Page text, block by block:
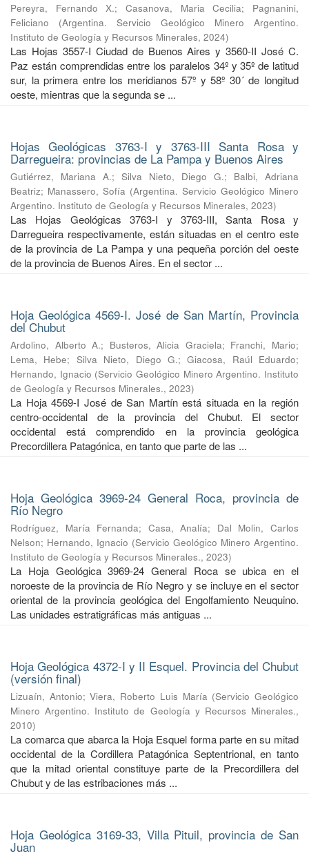
Pereyra, Fernando X.;Casanova, Maria Cecilia; Pagnanini,
Feliciano
(Argentina. Servicio Geológico Minero Argentino.
Instituto de Geología y Recursos Minerales, 2024)
Las Hojas 3557-I Ciudad de Buenos Aires y 3560-II José C.
Paz están comprendidas entre los paralelos 34º y 35º de latitud
sur, la primera entre los meridianos 57º y 58º 30´ de longitud
oeste, mientras que la segunda se ...
Hojas Geológicas 3763-I y 3763-III Santa Rosa y
Darregueira: provincias de La Pampa y Buenos Aires
Gutiérrez, Mariana A.; Silva Nieto, Diego G.; Balbi, Adriana
Beatriz; Manassero, Sofía (Argentina. Servicio Geológico Minero
Argentino. Instituto de Geología y Recursos Minerales, 2023)
Las Hojas Geológicas 3763-I y 3763-III, Santa Rosa y
Darregueira respectivamente, están situadas en el centro este
de la provincia de La Pampa y una pequeña porción del oeste
de la provincia de Buenos Aires. En el sector ...
Hoja Geológica 4569-I. José de San Martín, Provincia
del Chubut
Ardolino, Alberto A.; Busteros, Alicia Graciela; Franchi, Mario;
Lema, Hebe; Silva Nieto, Diego G.;Giacosa, Raúl Eduardo;
Hernando, Ignacio (Servicio Geológico Minero Argentino. Instituto
de Geología y Recursos Minerales., 2023)
La Hoja 4569-I José de San Martín está situada en la región
centro-occidental de la provincia del Chubut. El sector
occidental está comprendido en la provincia geológica
Precordillera Patagónica, en tanto que parte de las ...
Hoja Geológica 3969-24 General Roca, provincia de
Río Negro
Rodríguez, María Fernanda; Casa, Analía; Dal Molin, Carlos
Nelson; Hernando, Ignacio (Servicio Geológico Minero Argentino.
Instituto de Geología y Recursos Minerales., 2023)
La Hoja Geológica 3969-24 General Roca se ubica en el
noroeste de la provincia de Río Negro y se incluye en el sector
oriental de la provincia geológica del Engolfamiento Neuquino.
Las unidades estratigráficas más antiguas ...
Hoja Geológica 4372-I y II Esquel. Provincia del Chubut
(versión final)
Lizuaín, Antonio;Viera, Roberto Luis María (Servicio Geológico
Minero Argentino. Instituto de Geología y Recursos Minerales.,
2010)
La comarca que abarca la Hoja Esquel forma parte en su mitad
occidental de la Cordillera Patagónica Septentrional, en tanto
que la mitad oriental constituye parte de la Precordillera del
Chubut y de las estribaciones más ...
Hoja Geológica 3169-33, Villa Pituil, provincia de San
Juan